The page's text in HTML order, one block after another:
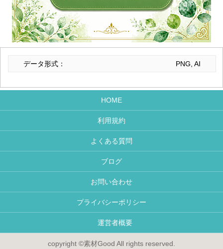
データ形式： PNG, AI
HOME
利用規約
よくある質問
ブログ
お問い合わせ
プライバシーポリシー
運営者概要
copyright ©素材Good All rights reserved.